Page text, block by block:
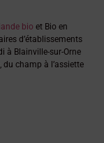
bio et Bio en
d’établissements
à Blainville-sur-Orne
champ à l’assiette